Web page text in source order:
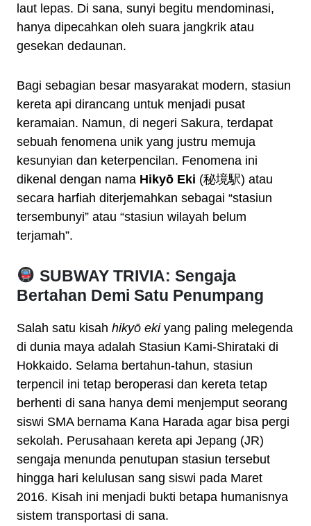
laut lepas. Di sana, sunyi begitu mendominasi,
hanya dipecahkan oleh suara jangkrik atau
gesekan dedaunan.
Bagi sebagian besar masyarakat modern, stasiun
kereta api dirancang untuk menjadi pusat
keramaian. Namun, di negeri Sakura, terdapat
sebuah fenomena unik yang justru memuja
kesunyian dan keterpencilan. Fenomena ini
dikenal dengan nama Hikyō Eki (秘境駅) atau
secara harfiah diterjemahkan sebagai “stasiun
tersembunyi” atau “stasiun wilayah belum
terjamah”.
SUBWAY TRIVIA: Sengaja
Bertahan Demi Satu Penumpang
Salah satu kisah hikyō ekiyang paling melegenda
di dunia maya adalah Stasiun Kami-Shirataki di
Hokkaido. Selama bertahun-tahun, stasiun
terpencil ini tetap beroperasi dan kereta tetap
berhenti di sana hanya demi menjemput seorang
siswi SMA bernama Kana Harada agar bisa pergi
sekolah. Perusahaan kereta api Jepang (JR)
sengaja menunda penutupan stasiun tersebut
hingga hari kelulusan sang siswi pada Maret
2016. Kisah ini menjadi bukti betapa humanisnya
sistem transportasi di sana.